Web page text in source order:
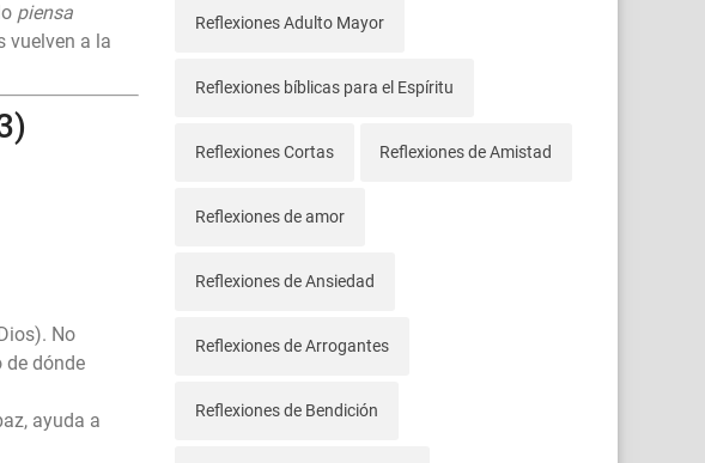
piensa
vuelven a la
No
de dónde
ayuda a
Reflexiones Adulto Mayor
Reflexiones bíblicas para el Espíritu
Reflexiones Cortas Reflexiones de Amistad
Reflexiones de amor
Reflexiones de Ansiedad
Reflexiones de Arrogantes
Reflexiones de Bendición